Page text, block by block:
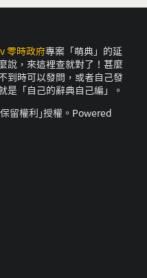
零時政府專案「萌典」的延
說，來這裡查就對了！甚麼
到時可以發問，或者自己發
是「自己的辭典自己編」。
留權利｣授權。Powered